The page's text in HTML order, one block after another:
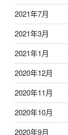
2021年7月
2021年3月
2021年1月
2020年12月
2020年11月
2020年10月
2020年9月